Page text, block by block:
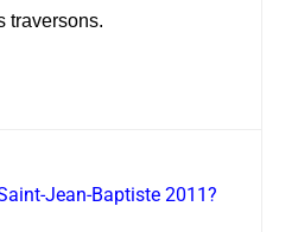
traversons.
Jean-Baptiste 2011?